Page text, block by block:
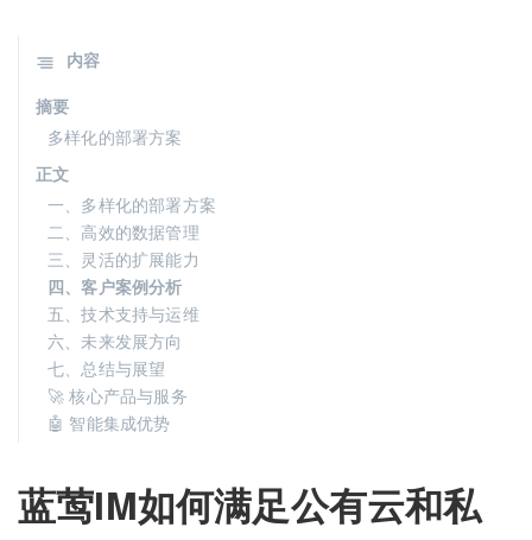
蓝莺IM如何满足公有云和私
内容
摘要
多样化的部署方案
正文
一、多样化的部署方案
二、高效的数据管理
三、灵活的扩展能力
四、客户案例分析
五、技术支持与运维
六、未来发展方向
七、总结与展望
🚀 核心产品与服务
🤖 智能集成优势